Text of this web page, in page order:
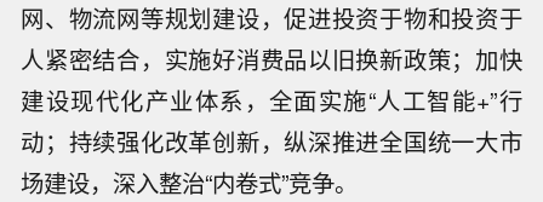
网、物流网等规划建设，促进投资于物和投资于
人紧密结合，实施好消费品以旧换新政策；加快
建设现代化产业体系，全面实施“人工智能+”行
动；持续强化改革创新，纵深推进全国统一大市
场建设，深入整治“内卷式”竞争。